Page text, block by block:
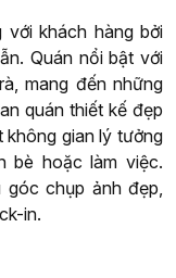
khách hàng bởi
Quán nổi bật với
mang đến những
quán thiết kế đẹp
không gian lý tưởng
bè hoặc làm việc.
chụp ảnh đẹp,
in.